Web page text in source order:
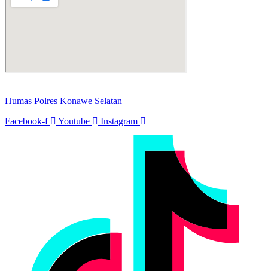
Humas Polres Konawe Selatan
Facebook-f
Youtube Instagram